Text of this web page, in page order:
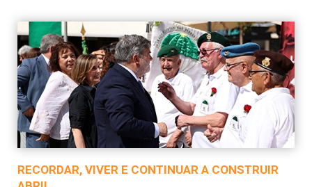
RECORDAR, VIVER E CONTINUAR A CONSTRUIR